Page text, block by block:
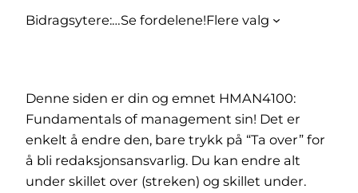
Bidragsytere:…Se fordelene!Flere valg
Denne siden er din og emnet HMAN4100:
Fundamentals of management sin! Det er
enkelt å endre den, bare trykk på “Ta over” for
å bli redaksjonsansvarlig. Du kan endre alt
under skillet over (streken) og skillet under.